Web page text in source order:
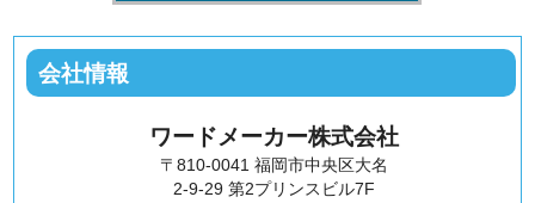
会社情報
ワードメーカー株式会社
〒810-0041 福岡市中央区大名
2-9-29 第2プリンスビル7F